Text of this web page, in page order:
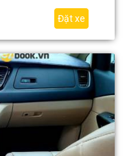
Đặt xe